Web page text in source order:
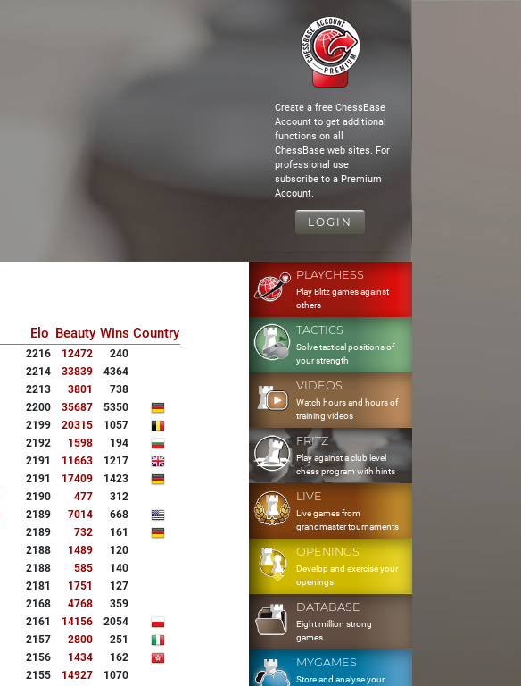
Create a free ChessBase
Account to get additional
functions on all
ChessBase web sites. For
professional use
subscribe to a Premium
Account.
LOGIN
Elo Beauty Wins Country
2216 12472
240
2214 33839
4364
2213 3801
738
2200 35687
5350
2199 20315
1057
2192 1598
194
2191 11663
1217
2191 17409
1423
2190 477
312
2189 7014
668
2189 732
161
2188 1489
120
2188 585
140
2181 1751
127
2168 4768
359
2161 14156
2054
2157 2800
251
2156 1434
162
2155 14927
1070
PLAYCHESS
Play Blitz games against
others
TACTICS
Solve tactical positions of
your strength
VIDEOS
Watch hours and hours of
training videos
FRITZ
Play against a club level
chess program with hints
LIVE
Live games from
grandmaster tournaments
OPENINGS
Develop and exercise your
openings
DATABASE
Eight million strong
games
MYGAMES
Store and analyse your